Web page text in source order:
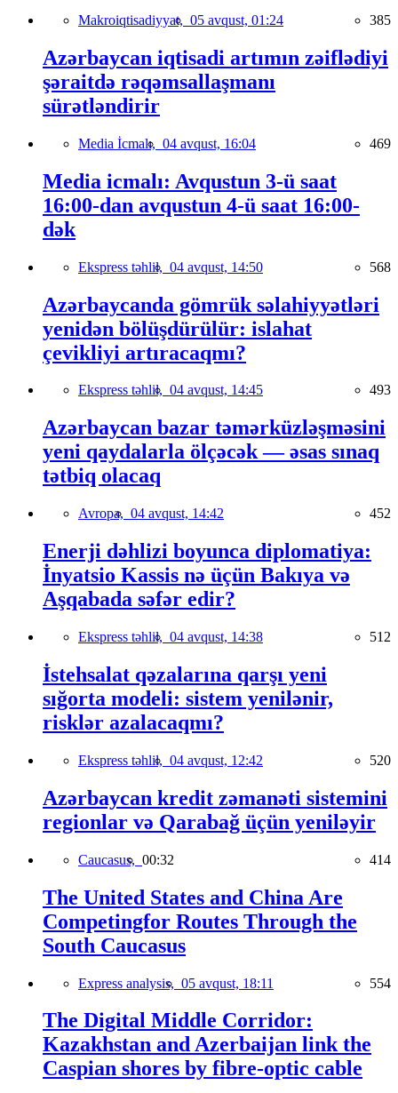
Makroiqtisadiyyat, 05 avqust, 01:24 385
Azərbaycan iqtisadi artımın zəiflədiyi
şəraitdə rəqəmsallaşmanı
sürətləndirir
Media İcmalı, 04 avqust, 16:04 469
Media icmalı: Avqustun 3-ü saat
16:00-dan avqustun 4-ü saat 16:00-
dək
Ekspress təhlil, 04 avqust, 14:50 568
Azərbaycanda gömrük səlahiyyətləri
yenidən bölüşdürülür: islahat
çevikliyi artıracaqmı?
Ekspress təhlil, 04 avqust, 14:45 493
Azərbaycan bazar təmərküzləşməsini
yeni qaydalarla ölçəcək — əsas sınaq
tətbiq olacaq
Avropa, 04 avqust, 14:42 452
Enerji dəhlizi boyunca diplomatiya:
İnyatsio Kassis nə üçün Bakıya və
Aşqabada səfər edir?
Ekspress təhlil, 04 avqust, 14:38 512
İstehsalat qəzalarına qarşı yeni
sığorta modeli: sistem yenilənir,
risklər azalacaqmı?
Ekspress təhlil, 04 avqust, 12:42 520
Azərbaycan kredit zəmanəti sistemini
regionlar və Qarabağ üçün yeniləyir
Caucasus, 00:32 414
The United States and China Are
Competingfor Routes Through the
South Caucasus
Express analysis, 05 avqust, 18:11 554
The Digital Middle Corridor:
Kazakhstan and Azerbaijan link the
Caspian shores by fibre-optic cable